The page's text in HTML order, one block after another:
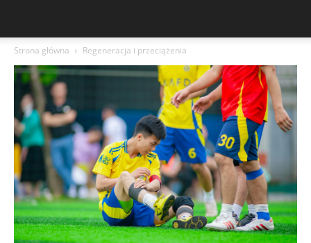
Strona główna Regeneracja i przeciążenia